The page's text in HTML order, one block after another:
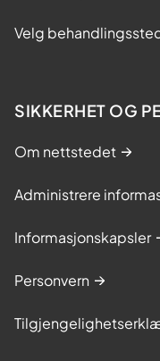
Velg
SIKKERHET OG
Om nettstedet
Administrere
Informasjonskapsler
Personvern